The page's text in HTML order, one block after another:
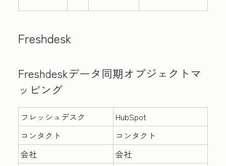
Freshdesk
Freshdeskデータ同期オブジェクトマ
ッピング
フレッシュデスク
HubSpot
コンタクト
コンタクト
会社
会社